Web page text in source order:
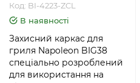
Код: BI-4223-ZCL
В наявності
Захисний каркас для
гриля Napoleon BIG38
спеціально розроблений
для використання на